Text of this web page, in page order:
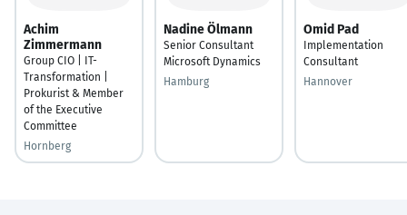
Achim
Zimmermann
Group CIO | IT-
Transformation |
Prokurist & Member
of the Executive
Committee
Hornberg
Nadine Ölmann
Senior Consultant
Microsoft Dynamics
Hamburg
Omid Pad
Implementation
Consultant
Hannover